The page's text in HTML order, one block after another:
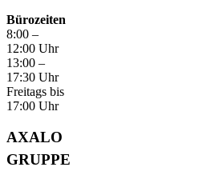
Bürozeiten
8:00 –
12:00 Uhr
13:00 –
17:30 Uhr
Freitags bis
17:00 Uhr
AXALO
GRUPPE